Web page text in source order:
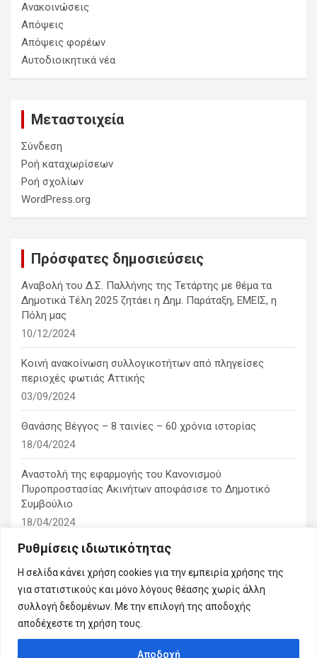
Ρυθμίσεις ιδιωτικότητας
Η σελίδα κάνει χρήση cookies για την εμπειρία χρήσης της
για στατιστικούς και μόνο λόγους θέασης χωρίς άλλη
συλλογή δεδομένων. Με την επιλογή της αποδοχής
αποδέχεστε τη χρήση τους.
Αποδοχή
Ανακοινώσεις
Απόψεις
Απόψεις φορέων
Αυτοδιοικητικά νέα
Μεταστοιχεία
Σύνδεση
Ροή καταχωρίσεων
Ροή σχολίων
WordPress.org
Πρόσφατες δημοσιεύσεις
Αναβολή του Δ.Σ. Παλλήνης της Τετάρτης με θέμα τα
Δημοτικά Τέλη 2025 ζητάει η Δημ. Παράταξη, ΕΜΕΙΣ, η
Πόλη μας
10/12/2024
Κοινή ανακοίνωση συλλογικοτήτων από πληγείσες
περιοχές φωτιάς Αττικής
03/09/2024
Θανάσης Βέγγος – 8 ταινίες – 60 χρόνια ιστορίας
18/04/2024
Αναστολή της εφαρμογής του Κανονισμού
Πυροπροστασίας Ακινήτων αποφάσισε το Δημοτικό
Συμβούλιο
18/04/2024
1η ειδική συνεδρίαση λογοδοσίας του δημοτικού
συμβουλίου
10/03/2024